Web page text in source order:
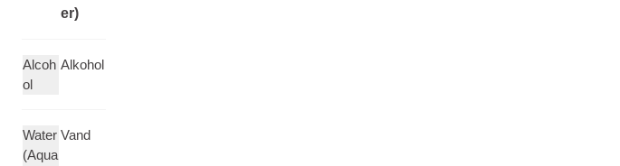
er)
Alcoh
ol
Alkohol
Water
(Aqua
Vand